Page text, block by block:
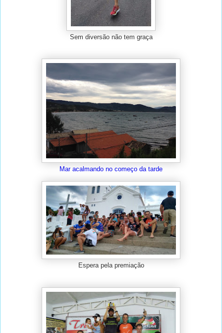
Sem diversão não tem graça
Mar acalmando no começo da tarde
Espera pela premiação